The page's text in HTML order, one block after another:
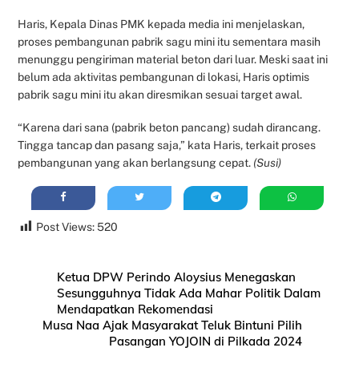
Haris, Kepala Dinas PMK kepada media ini menjelaskan,
proses pembangunan pabrik sagu mini itu sementara masih
menunggu pengiriman material beton dari luar. Meski saat ini
belum ada aktivitas pembangunan di lokasi, Haris optimis
pabrik sagu mini itu akan diresmikan sesuai target awal.
“Karena dari sana (pabrik beton pancang) sudah dirancang.
Tingga tancap dan pasang saja,” kata Haris, terkait proses
pembangunan yang akan berlangsung cepat. (Susi)
Post Views: 520
Ketua DPW Perindo Aloysius Menegaskan
Sesungguhnya Tidak Ada Mahar Politik Dalam
Mendapatkan Rekomendasi
Musa Naa Ajak Masyarakat Teluk Bintuni Pilih
Pasangan YOJOIN di Pilkada 2024